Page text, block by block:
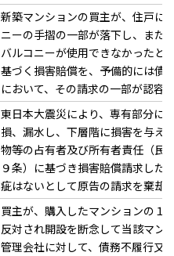
新築マンションの買主が、住戸に
ニーの手摺の一部が落下し、また
バルコニーが使用できなかったと
基づく損害賠償を、予備的には債
において、その請求の一部が認容
東日本大震災により、専有部分に
損、漏水し、下層階に損害を与え
物等の占有者及び所有者責任（民
９条）に基づき損害賠償請求した
疵はないとして原告の請求を棄却
買主が、購入したマンションの１
反対され開設を断念して当該マン
管理会社に対して、債務不履行又